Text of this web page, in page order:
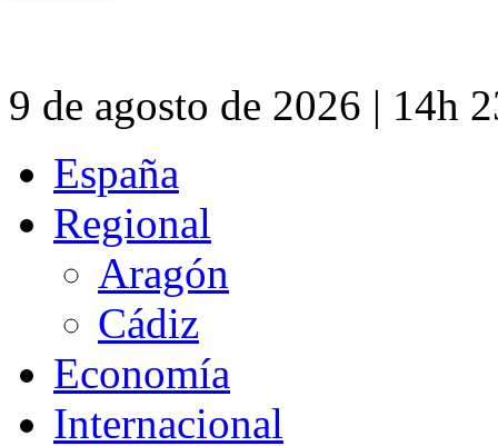
9 de agosto de 2026 | 14h
España
Regional
Aragón
Cádiz
Economía
Internacional